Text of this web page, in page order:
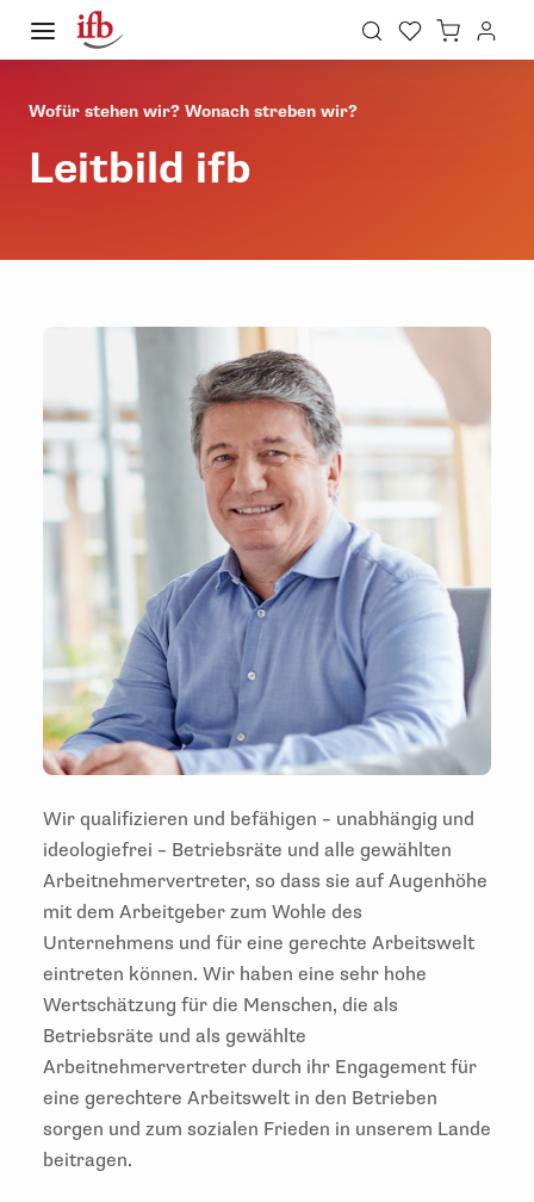
Wofür stehen wir? Wonach streben wir?
Leitbild ifb
Wir qualifizieren und befähigen – unabhängig und
ideologiefrei – Betriebsräte und alle gewählten
Arbeitnehmervertreter, so dass sie auf Augenhöhe
mit dem Arbeitgeber zum Wohle des
Unternehmens und für eine gerechte Arbeitswelt
eintreten können. Wir haben eine sehr hohe
Wertschätzung für die Menschen, die als
Betriebsräte und als gewählte
Arbeitnehmervertreter durch ihr Engagement für
eine gerechtere Arbeitswelt in den Betrieben
sorgen und zum sozialen Frieden in unserem Lande
beitragen.